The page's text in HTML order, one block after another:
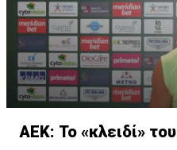
καλοκαίρι.
ΑΕΚ: Το «κλειδί»